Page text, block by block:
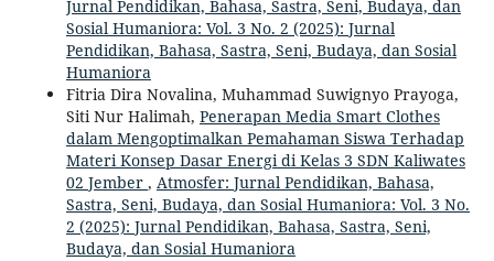
Jurnal Pendidikan, Bahasa, Sastra, Seni, Budaya, dan
Sosial Humaniora: Vol. 3 No. 2 (2025): Jurnal
Pendidikan, Bahasa, Sastra, Seni, Budaya, dan Sosial
Humaniora
Fitria Dira Novalina, Muhammad Suwignyo Prayoga,
Siti Nur Halimah, Penerapan Media Smart Clothes
dalam Mengoptimalkan Pemahaman Siswa Terhadap
Materi Konsep Dasar Energi di Kelas 3 SDN Kaliwates
02 Jember , Atmosfer: Jurnal Pendidikan, Bahasa,
Sastra, Seni, Budaya, dan Sosial Humaniora: Vol. 3 No.
2 (2025): Jurnal Pendidikan, Bahasa, Sastra, Seni,
Budaya, dan Sosial Humaniora